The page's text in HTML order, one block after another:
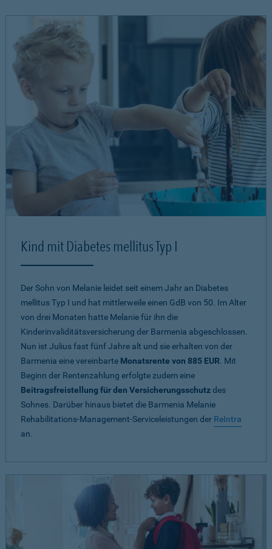
Kind mit Diabetes mellitus Typ I
Der Sohn von Melanie leidet seit einem Jahr an Diabetes
mellitus Typ I und hat mittlerweile einen GdB von 50. Im Alter
von drei Monaten hatte Melanie für ihn die
Kinderinvaliditätsversicherung der Barmenia abgeschlossen.
Nun ist Julius fast fünf Jahre alt und sie erhalten von der
Barmenia eine vereinbarte Monatsrente von 885 EUR. Mit
Beginn der Rentenzahlung erfolgte zudem eine
Beitragsfreistellung für den Versicherungsschutzdes
Sohnes. Darüber hinaus bietet die Barmenia Melanie
Rehabilitations-Management-Serviceleistungen der ReIntra
an.